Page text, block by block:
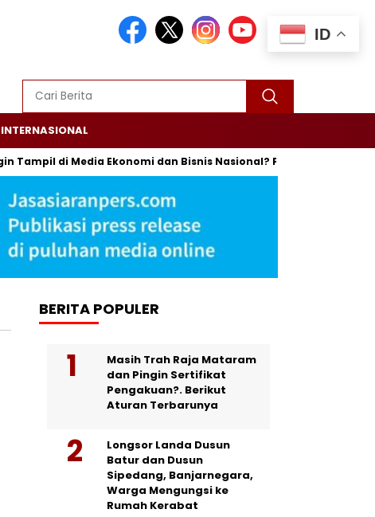
INTERNASIONAL
di Media Ekonomi dan Bisnis Nasional? Persrilis.com Siap
BERITA POPULER
Masih Trah Raja Mataram
dan Pingin Sertifikat
Pengakuan?. Berikut
Aturan Terbarunya
Longsor Landa Dusun
Batur dan Dusun
Sipedang, Banjarnegara,
Warga Mengungsi ke
Rumah Kerabat
ID